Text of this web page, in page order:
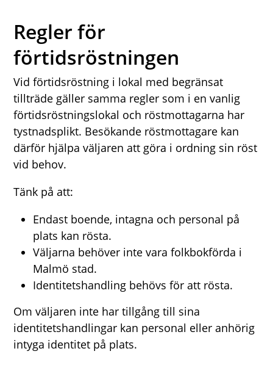
Regler för
förtidsröstningen
Vid förtidsröstning i lokal med begränsat
tillträde gäller samma regler som i en vanlig
förtidsröstningslokal och röstmottagarna har
tystnadsplikt. Besökande röstmottagare kan
därför hjälpa väljaren att göra i ordning sin röst
vid behov.
Tänk på att:
Endast boende, intagna och personal på
plats kan rösta.
Väljarna behöver inte vara folkbokförda i
Malmö stad.
Identitetshandling behövs för att rösta.
Om väljaren inte har tillgång till sina
identitetshandlingar kan personal eller anhörig
intyga identitet på plats.